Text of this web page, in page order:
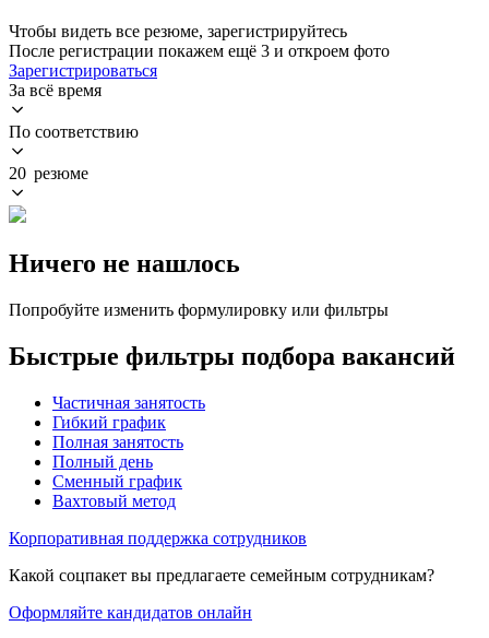
Чтобы видеть все резюме, зарегистрируйтесь
После регистрации покажем ещё 3 и откроем фото
Зарегистрироваться
За всё время
По соответствию
20 резюме
Ничего не нашлось
Попробуйте изменить формулировку или фильтры
Быстрые фильтры подбора вакансий
Частичная занятость
Гибкий график
Полная занятость
Полный день
Сменный график
Вахтовый метод
Корпоративная поддержка сотрудников
Какой соцпакет вы предлагаете семейным сотрудникам?
Оформляйте кандидатов онлайн